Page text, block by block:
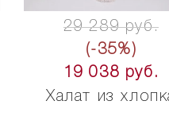
29 289 руб.
(-35%)
19 038 руб.
Халат из